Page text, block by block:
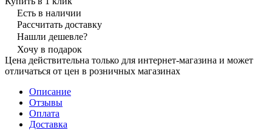
Есть в наличии
Рассчитать доставку
Нашли дешевле?
Хочу в подарок
Цена действительна только для интернет-магазина и может
отличаться от цен в розничных магазинах
Описание
Отзывы
Оплата
Доставка